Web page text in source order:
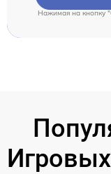
Нажимая на кнопку